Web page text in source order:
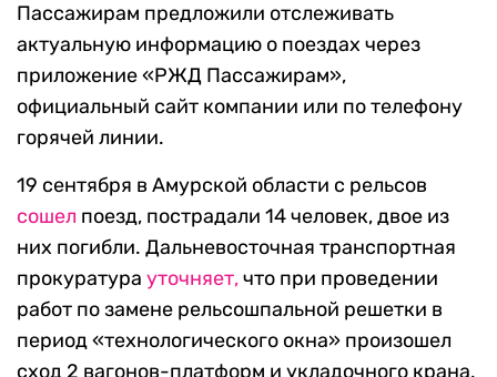
Пассажирам предложили отслеживать
актуальную информацию о поездах через
приложение «РЖД Пассажирам»,
официальный сайт компании или по телефону
горячей линии.
19 сентября в Амурской области с рельсов
сошел поезд, пострадали 14 человек, двое из
них погибли. Дальневосточная транспортная
прокуратура уточняет,что при проведении
работ по замене рельсошпальной решетки в
период «технологического окна» произошел
сход 2 вагонов-платформ и укладочного крана.